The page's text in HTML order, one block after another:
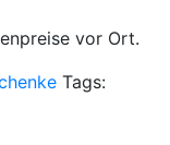
vor Ort.
Tags: